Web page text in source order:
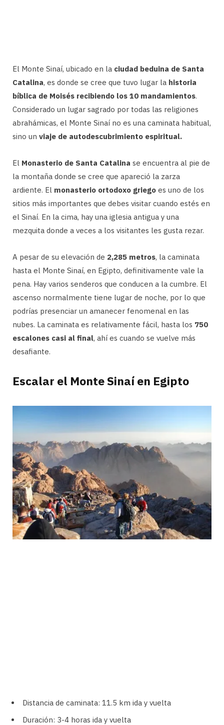
El Monte Sinaí, ubicado en la ciudad beduina de Santa
Catalina, es donde se cree que tuvo lugar la historia
bíblica de Moisés recibiendo los 10 mandamientos.
Considerado un lugar sagrado por todas las religiones
abrahámicas, el Monte Sinaí no es una caminata habitual,
sino un viaje de autodescubrimiento espiritual.
El Monasterio de Santa Catalina se encuentra al pie de
la montaña donde se cree que apareció la zarza
ardiente. El monasterio ortodoxo griego es uno de los
sitios más importantes que debes visitar cuando estés en
el Sinaí. En la cima, hay una iglesia antigua y una
mezquita donde a veces a los visitantes les gusta rezar.
A pesar de su elevación de 2,285 metros, la caminata
hasta el Monte Sinaí, en Egipto, definitivamente vale la
pena. Hay varios senderos que conducen a la cumbre. El
ascenso normalmente tiene lugar de noche, por lo que
podrías presenciar un amanecer fenomenal en las
nubes. La caminata es relativamente fácil, hasta los 750
escalones casi al final, ahí es cuando se vuelve más
desafiante.
Escalar el Monte Sinaí en Egipto
Distancia de caminata: 11.5 km ida y vuelta
Duración: 3-4 horas ida y vuelta